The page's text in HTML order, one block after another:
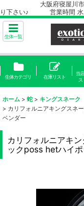
大阪府寝屋川市に店舗
り下さい♪ 営業時間 水
生体一覧
生体カテゴリ 在庫リスト
当
ホーム > 蛇 > キングスネーク
> カリフォルニアキングスネ
ベンダー
カリフォルニアキ
ックposs hetハイ